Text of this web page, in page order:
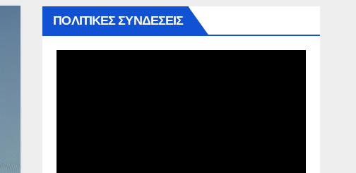
ΠΟΛΙΤΙΚΕΣ ΣΥΝΔΕΣΕΙΣ